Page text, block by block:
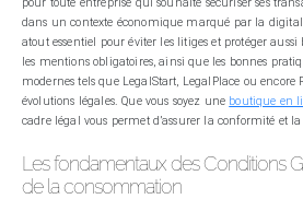
dans un contexte économique marqué par la
atout essentiel pour éviter les litiges et protéger
les mentions obligatoires, ainsi que les bonnes
modernes tels que LegalStart, LegalPlace ou
évolutions légales. Que vous soyez une boutique en
cadre légal vous permet d’assurer la conformité et
Les fondamentaux des Conditions
de la consommation